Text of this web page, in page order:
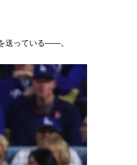
送っている——。